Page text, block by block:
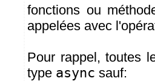
fonctions ou
appelées avec
Pour rappel, toutes
type async sauf: